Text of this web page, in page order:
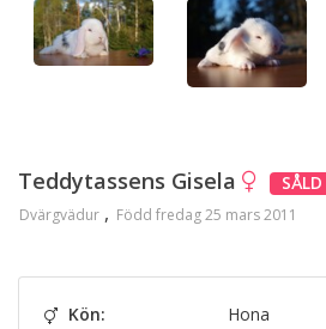
Teddytassens Gisela SÅLD
Dvärgvädur Född fredag 25 mars 2011
Kön:
Hona